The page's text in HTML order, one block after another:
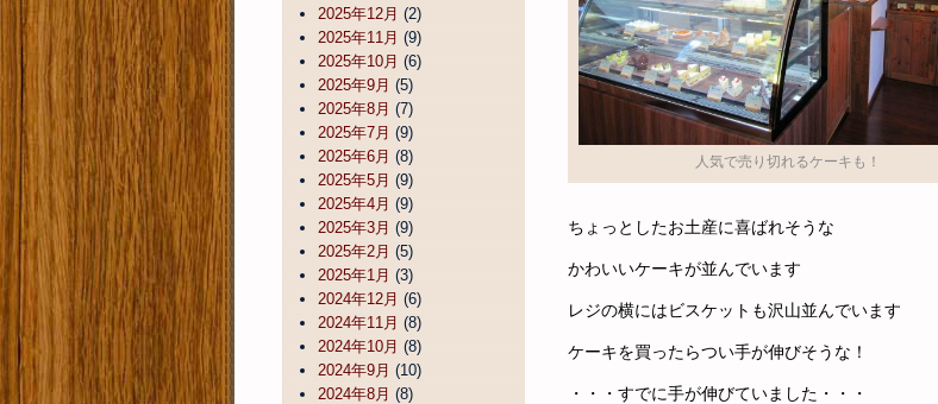
人気で売り切れるケーキも！
ちょっとしたお土産に喜ばれそうな
かわいいケーキが並んでいます
レジの横にはビスケットも沢山並んでいます
ケーキを買ったらつい手が伸びそうな！
・・・すでに手が伸びていました・・・
2025年12月 (2)
2025年11月 (9)
2025年10月 (6)
2025年9月 (5)
2025年8月 (7)
2025年7月 (9)
2025年6月 (8)
2025年5月 (9)
2025年4月 (9)
2025年3月 (9)
2025年2月 (5)
2025年1月 (3)
2024年12月 (6)
2024年11月 (8)
2024年10月 (8)
2024年9月 (10)
2024年8月 (8)